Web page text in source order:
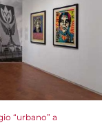
“urbano” a